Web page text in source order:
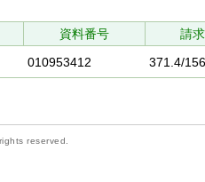
資料番号
請
010953412 371.4/
reserved.